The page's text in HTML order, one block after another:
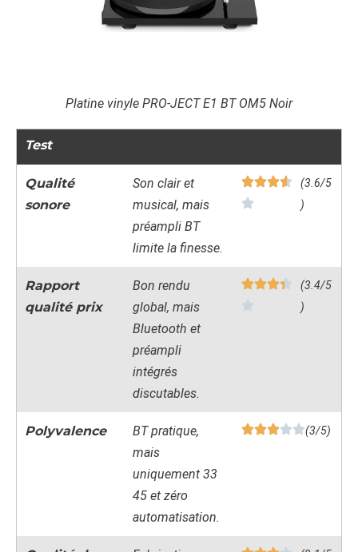
Platine vinyle PRO-JECT E1 BT OM5 Noir
Test
Qualité
sonore
Son clair et
musical, mais
préampli BT
limite la finesse.
(3.6/5
)
Rapport
qualité prix
Bon rendu
global, mais
Bluetooth et
préampli
intégrés
discutables.
(3.4/5
)
Polyvalence
BT pratique,
mais
uniquement 33
45 et zéro
automatisation.
(3/5)